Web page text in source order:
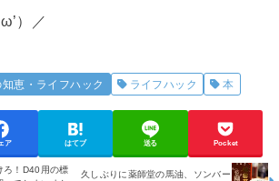
）／
恵・ライフハック ライフハック 本
ア はてブ 送る Pocket
ろ！D40用の標
久しぶりに薬師堂の馬油、ソンバー